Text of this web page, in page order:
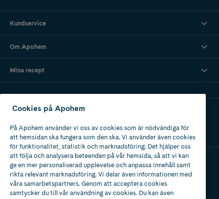
Kundservice
Om Apohem
Mina recept
Ladda ner vår app
Apotek med tillstånd
av Läkemedelsverket
Cookies på Apohem
På Apohem använder vi oss av cookies som är nödvändiga för
att hemsidan ska fungera som den ska. Vi använder även cookies
för funktionalitet, statistik och marknadsföring. Det hjälper oss
att följa och analysera beteenden på vår hemsida, så att vi kan
ge en mer personaliserad upplevelse och anpassa innehåll samt
rikta relevant marknadsföring. Vi delar även informationen med
våra samarbetspartners. Genom att acceptera cookies
samtycker du till vår användning av cookies. Du kan även